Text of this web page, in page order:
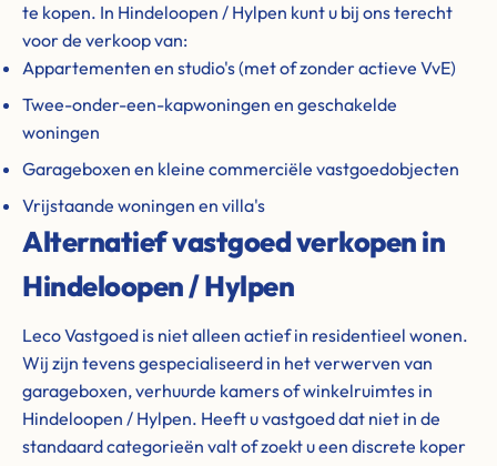
te kopen. In Hindeloopen / Hylpen kunt u bij ons terecht
voor de verkoop van:
Appartementen en studio's (met of zonder actieve VvE)
Twee-onder-een-kapwoningen en geschakelde
woningen
Garageboxen en kleine commerciële vastgoedobjecten
Vrijstaande woningen en villa's
Alternatief vastgoed verkopen in
Hindeloopen / Hylpen
Leco Vastgoed is niet alleen actief in residentieel wonen.
Wij zijn tevens gespecialiseerd in het verwerven van
garageboxen, verhuurde kamers of winkelruimtes in
Hindeloopen / Hylpen. Heeft u vastgoed dat niet in de
standaard categorieën valt of zoekt u een discrete koper